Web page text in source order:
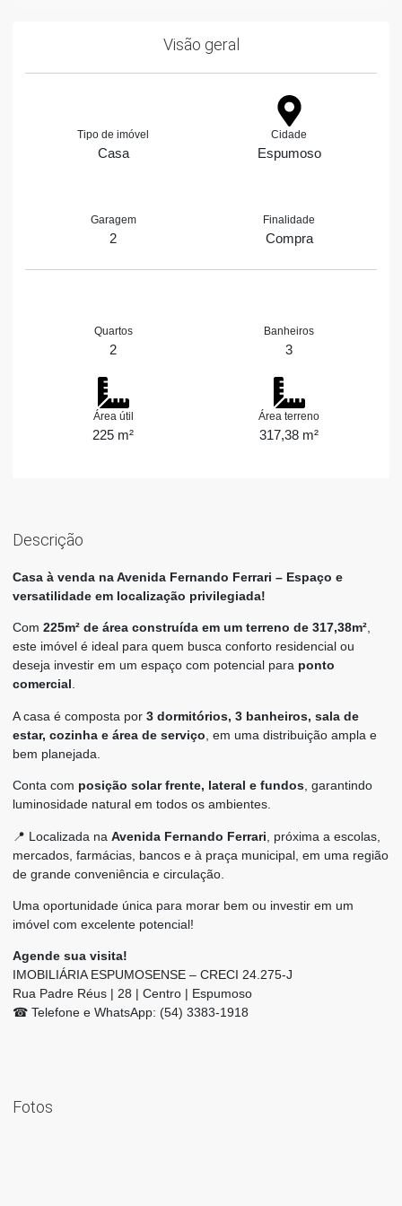
Visão geral
Tipo de imóvel
Casa
Cidade
Espumoso
Garagem
2
Finalidade
Compra
Quartos
2
Banheiros
3
Área útil
225 m²
Área terreno
317,38 m²
Descrição
Casa à venda na Avenida Fernando Ferrari – Espaço e
versatilidade em localização privilegiada!
Com 225m² de área construída em um terreno de 317,38m²,
este imóvel é ideal para quem busca conforto residencial ou
deseja investir em um espaço com potencial para ponto
comercial.
A casa é composta por 3 dormitórios, 3 banheiros, sala de
estar, cozinha e área de serviço , em uma distribuição ampla e
bem planejada.
Conta com posição solar frente, lateral e fundos , garantindo
luminosidade natural em todos os ambientes.
📍 Localizada na Avenida Fernando Ferrari , próxima a escolas,
mercados, farmácias, bancos e à praça municipal, em uma região
de grande conveniência e circulação.
Uma oportunidade única para morar bem ou investir em um
imóvel com excelente potencial!
Agende sua visita!
IMOBILIÁRIA ESPUMOSENSE – CRECI 24.275-J
Rua Padre Réus | 28 | Centro | Espumoso
☎ Telefone e WhatsApp: (54) 3383-1918
Fotos